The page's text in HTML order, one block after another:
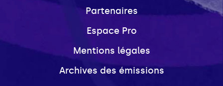
Partenaires
Espace Pro
Mentions légales
Archives des émissions